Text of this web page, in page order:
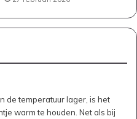
de temperatuur lager, is het
warm te houden. Net als bij